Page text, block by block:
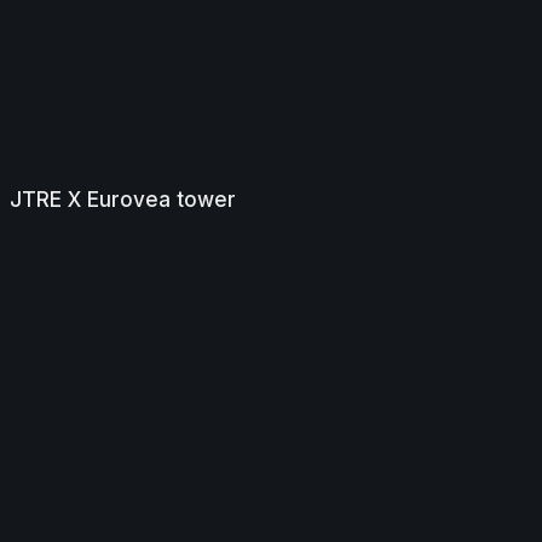
JTRE X Eurovea tower